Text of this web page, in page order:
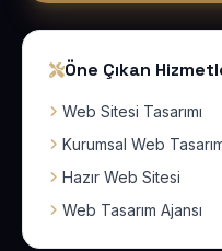
Öne Çıkan
Web Sitesi Tasarımı
Kurumsal Web
Hazır Web Sitesi
Web Tasarım Ajansı